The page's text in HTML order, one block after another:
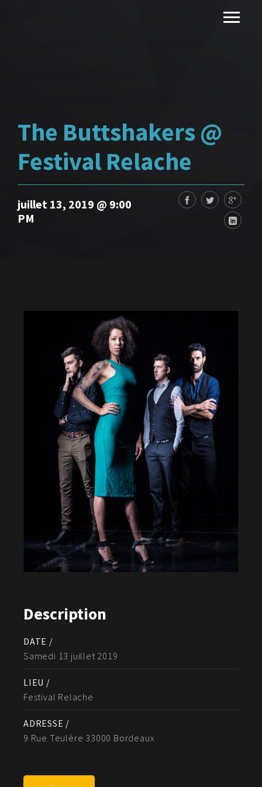
The Buttshakers @
Festival Relache
juillet 13, 2019 @ 9:00
PM
Description
DATE /
Samedi 13 juillet 2019
LIEU /
Festival Relache
ADRESSE /
9 Rue Teulère 33000 Bordeaux